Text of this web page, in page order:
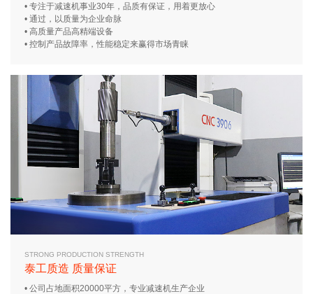
• 专注于减速机事业30年，品质有保证，用着更放心
• 通过，以质量为企业命脉
• 高质量产品高精端设备
• 控制产品故障率，性能稳定来赢得市场青睐
STRONG PRODUCTION STRENGTH
泰工质造 质量保证
• 公司占地面积20000平方，专业减速机生产企业